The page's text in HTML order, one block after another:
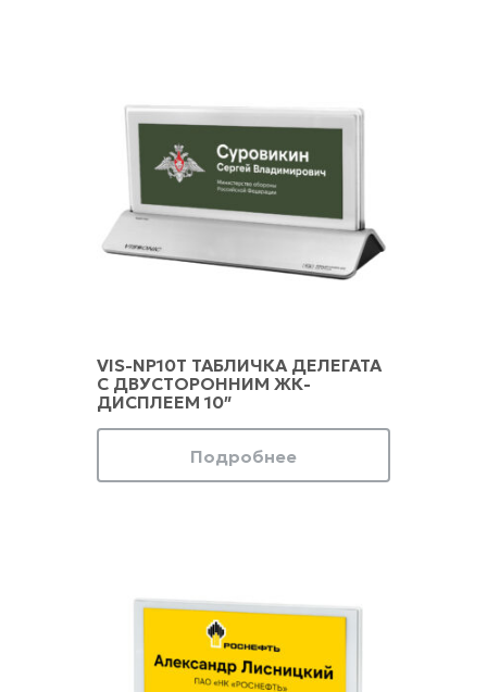
VIS-NP10T ТАБЛИЧКА ДЕЛЕГАТА
С ДВУСТОРОННИМ ЖК-
ДИСПЛЕЕМ 10″
Подробнее